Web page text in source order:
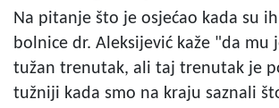
Na pitanje što je osjećao kada su
bolnice dr. Aleksijević kaže "da mu
tužan trenutak, ali taj trenutak je
tužniji kada smo na kraju saznali